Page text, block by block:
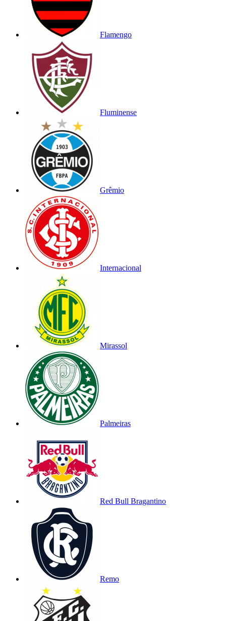
Flamengo
Fluminense
Grêmio
Internacional
Mirassol
Palmeiras
Red Bull Bragantino
Remo